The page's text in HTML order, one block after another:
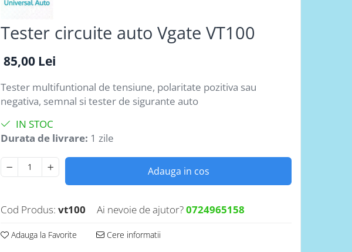
Tester circuite auto Vgate VT100
85,00 Lei
Tester multifuntional de tensiune, polaritate pozitiva sau
negativa, semnal si tester de sigurante auto
IN STOC
Durata de livrare: 1 zile
Adauga in cos
Cod Produs: vt100 Ai nevoie de ajutor?0724965158
Adauga la Favorite Cere informatii